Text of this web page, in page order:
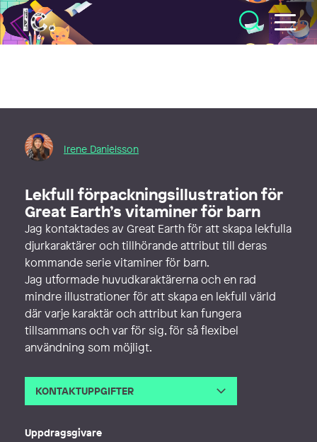
Illustratörcentrum
Irene Danielsson
Lekfull förpackningsillustration för
Great Earth’s vitaminer för barn
Jag kontaktades av Great Earth för att skapa lekfulla
djurkaraktärer och tillhörande attribut till deras
kommande serie vitaminer för barn.
Jag utformade huvudkaraktärerna och en rad
mindre illustrationer för att skapa en lekfull värld
där varje karaktär och attribut kan fungera
tillsammans och var för sig, för så flexibel
användning som möjligt.
KONTAKTUPPGIFTER
Uppdragsgivare